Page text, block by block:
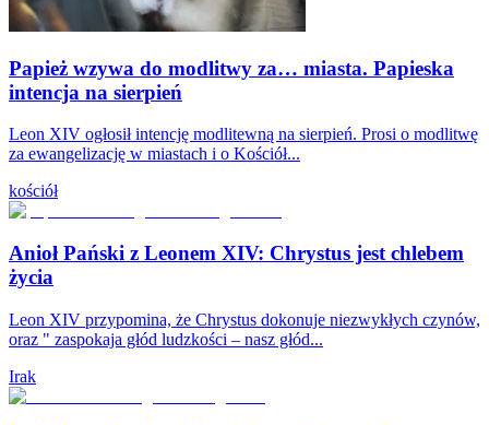
Papież wzywa do modlitwy za… miasta. Papieska
intencja na sierpień
Leon XIV ogłosił intencję modlitewną na sierpień. Prosi o modlitwę
za ewangelizację w miastach i o Kościół...
kościół
Anioł Pański z Leonem XIV: Chrystus jest chlebem
życia
Leon XIV przypomina, że Chrystus dokonuje niezwykłych czynów,
oraz " zaspokaja głód ludzkości – nasz głód...
Irak